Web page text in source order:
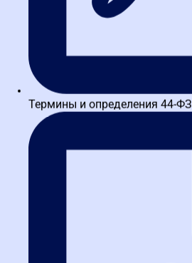
Термины и определения 44-ФЗ